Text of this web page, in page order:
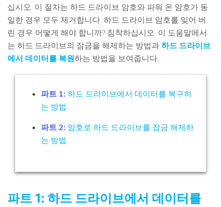
십시오. 이 절차는 하드 드라이브 암호와 파워 온 암호가 동
일한 경우 모두 제거합니다. 하드 드라이브 암호를 잊어 버
린 경우 어떻게 해야 합니까? 침착하십시오. 이 도움말에서
는 하드 드라이브의 잠금을 해제하는 방법과 하드 드라이브
에서 데이터를 복원하는 방법을 보여줍니다.
파트 1: 하드 드라이브에서 데이터를 복구하
는 방법
파트 2: 암호로 하드 드라이브를 잠금 해제하
는 방법
파트 1: 하드 드라이브에서 데이터를